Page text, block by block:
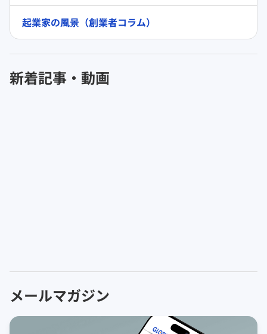
起業家の風景（創業者コラム）
新着記事・動画
メールマガジン